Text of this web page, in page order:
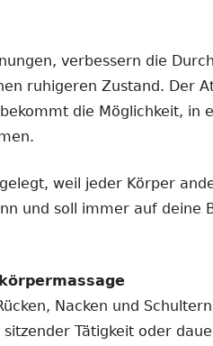
verbessern die
ruhigeren Zustand. Der
die Möglichkeit, in
weil jeder Körper
und soll immer auf deine
Nacken und
Tätigkeit oder